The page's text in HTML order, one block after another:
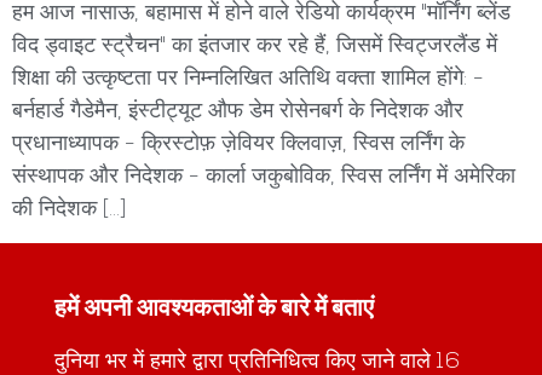
हम आज नासाऊ, बहामास में होने वाले रेडियो कार्यक्रम "मॉर्निंग ब्लेंड
विद ड्वाइट स्ट्रैचन" का इंतजार कर रहे हैं, जिसमें स्विट्जरलैंड में
शिक्षा की उत्कृष्टता पर निम्नलिखित अतिथि वक्ता शामिल होंगे: -
बर्नहार्ड गैडेमैन, इंस्टीट्यूट औफ डेम रोसेनबर्ग के निदेशक और
प्रधानाध्यापक - क्रिस्टोफ़ ज़ेवियर क्लिवाज़, स्विस लर्निंग के
संस्थापक और निदेशक - कार्ला जकुबोविक, स्विस लर्निंग में अमेरिका
की निदेशक […]
हमें अपनी आवश्यकताओं के बारे में बताएं
दुनिया भर में हमारे द्वारा प्रतिनिधित्व किए जाने वाले 16